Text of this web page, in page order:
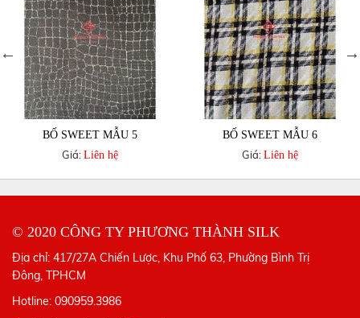
BỐ SWEET MẪU 5
Giá: Liên hệ
BỐ SWEET MẪU 6
Giá: Liên hệ
© 2020 CÔNG TY PHƯƠNG THÀNH SILK
Địa chỉ: 417/27A Chiến Lược, Khu Phố 63, Phường Bình Trị
Đông, TPHCM
Hotline: 090959.3986